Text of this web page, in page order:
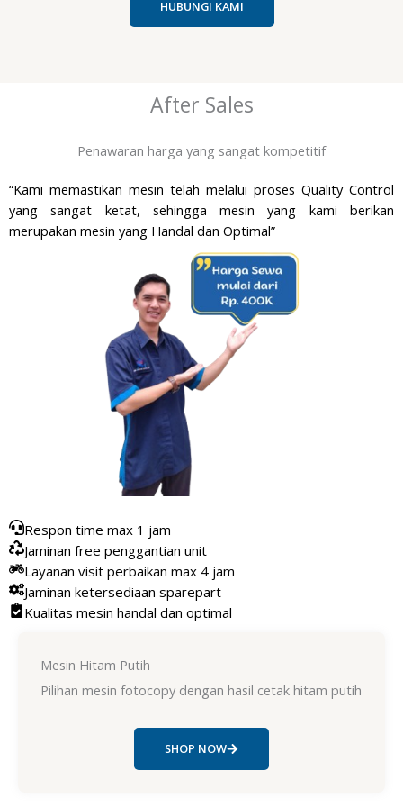
HUBUNGI KAMI
After Sales
Penawaran harga yang sangat kompetitif
“Kami memastikan mesin telah melalui proses Quality Control
yang sangat ketat, sehingga mesin yang kami berikan
merupakan mesin yang Handal dan Optimal”
Respon time max 1 jam
Jaminan free penggantian unit
Layanan visit perbaikan max 4 jam
Jaminan ketersediaan sparepart
Kualitas mesin handal dan optimal
Mesin Hitam Putih
Pilihan mesin fotocopy dengan hasil cetak hitam putih
SHOP NOW